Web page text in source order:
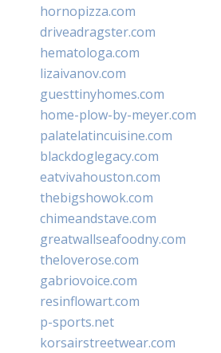
hornopizza.com
driveadragster.com
hematologa.com
lizaivanov.com
guesttinyhomes.com
home-plow-by-meyer.com
palatelatincuisine.com
blackdoglegacy.com
eatvivahouston.com
thebigshowok.com
chimeandstave.com
greatwallseafoodny.com
theloverose.com
gabriovoice.com
resinflowart.com
p-sports.net
korsairstreetwear.com